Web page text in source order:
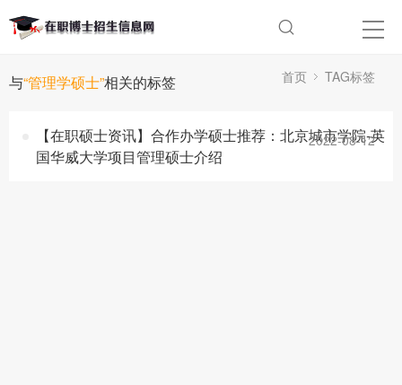
与“管理学硕士”相关的标签 首页 TAG标签
【在职硕士资讯】合作办学硕士推荐：北京城市学院-英
国华威大学项目管理硕士介绍
2022-08-12